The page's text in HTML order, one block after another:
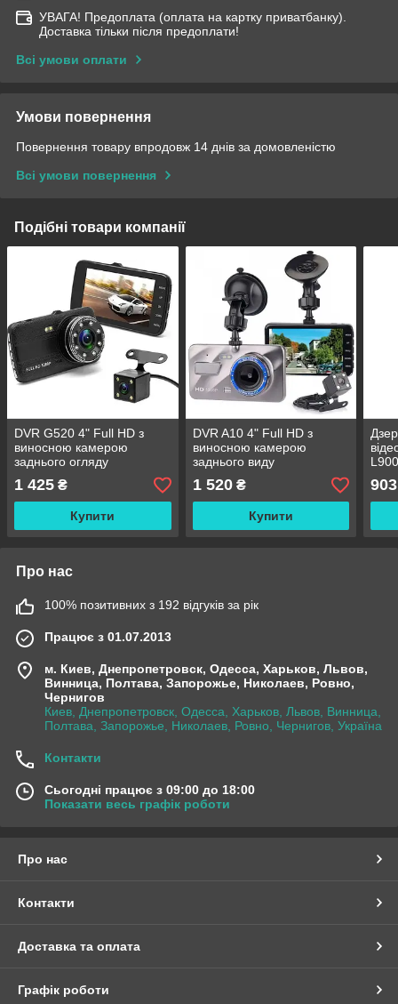
УВАГА! Предоплата (оплата на картку приватбанку).
Доставка тільки після предоплати!
Всі умови оплати
Умови повернення
Повернення товару впродовж 14 днів за домовленістю
Всі умови повернення
Подібні товари компанії
DVR G520 4" Full HD з
виносною камерою
заднього огляду
1 425 ₴
Купити
DVR A10 4" Full HD з
виносною камерою
заднього виду
1 520₴
Купити
903
Про нас
100% позитивних з 192 відгуків за рік
Працює з 01.07.2013
м. Киев, Днепропетровск, Одесса, Харьков, Львов,
Винница, Полтава, Запорожье, Николаев, Ровно,
Чернигов
Киев, Днепропетровск, Одесса, Харьков, Львов, Винница,
Полтава, Запорожье, Николаев, Ровно, Чернигов, Україна
Контакти
Сьогодні працює з 09:00 до 18:00
Показати весь графік роботи
Про нас
Контакти
Доставка та оплата
Графік роботи